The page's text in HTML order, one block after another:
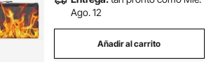
Ago. 12
Añadir al carrito